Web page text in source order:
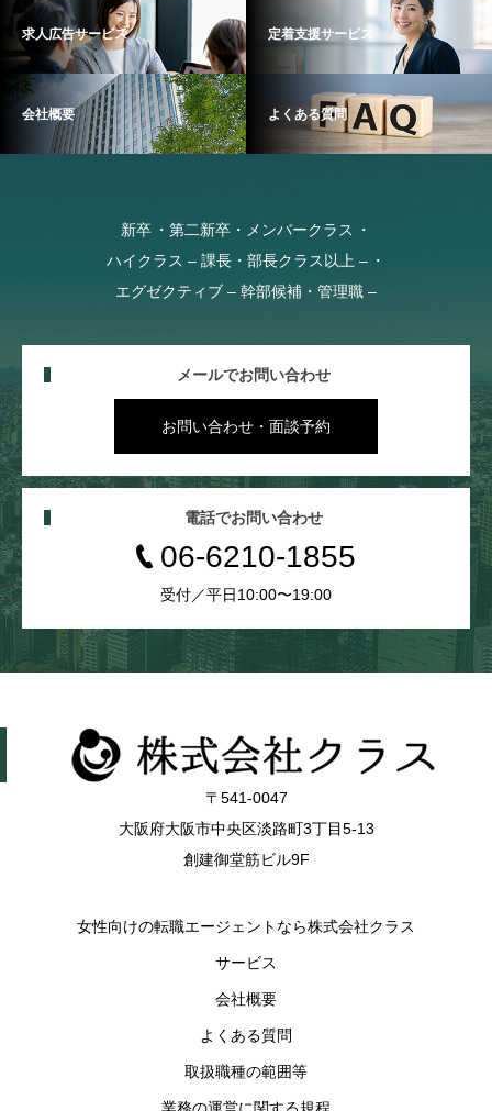
求人広告サービス 定着支援サービス
会社概要 よくある質問
新卒
第二新卒・メンバークラス
ハイクラス – 課長・部長クラス以上 –
エグゼクティブ – 幹部候補・管理職 –
メールでお問い合わせ
お問い合わせ・面談予約
電話でお問い合わせ
06-6210-1855
受付／平日10:00〜19:00
〒541-0047
大阪府大阪市中央区淡路町3丁目5-13
創建御堂筋ビル9F
女性向けの転職エージェントなら株式会社クラス
サービス
会社概要
よくある質問
取扱職種の範囲等